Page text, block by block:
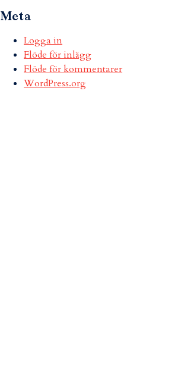
Meta
Logga in
Flöde för inlägg
Flöde för kommentarer
WordPress.org